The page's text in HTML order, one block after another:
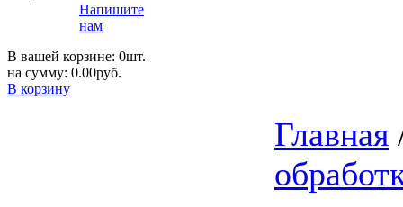
Напишите
нам
В вашей корзине: 0шт.
на сумму: 0.00руб.
В корзину
Главная